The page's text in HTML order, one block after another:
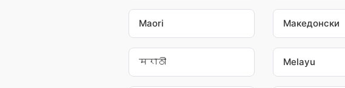
Maori Македонски
मराठी Melayu